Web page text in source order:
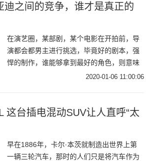
迪之间的竞争，谁才是真正的
在演艺圈，某部剧，某个电影在开拍前，导
演都会都男主进行挑选，毕竟好的剧本，强
悍的制作，谁能够拿到最好的角色，则意味
着你有可能今年爆红成为“一哥”。在汽车市
2020-01-06 11:00:06
这台插电混动SUV让人直呼“太
早在1886年，卡尔·本茨就制造出世界上第
一辆三轮汽车，那时的人们只是将汽车作为